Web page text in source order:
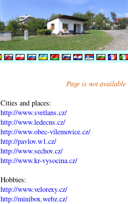
Page is not
Cities and places:
http://www.svetlans.cz/
http://www.ledecns.cz/
http://www.obec-vilemovice.cz/
http://pavlov.w1.cz/
http://www.sechov.cz/
http://www.kr-vysocina.cz/
Hobbies:
http://www.velorexy.cz/
http://minibox.webz.cz/